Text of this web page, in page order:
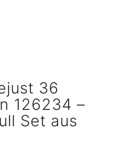
36
126234 –
Set aus